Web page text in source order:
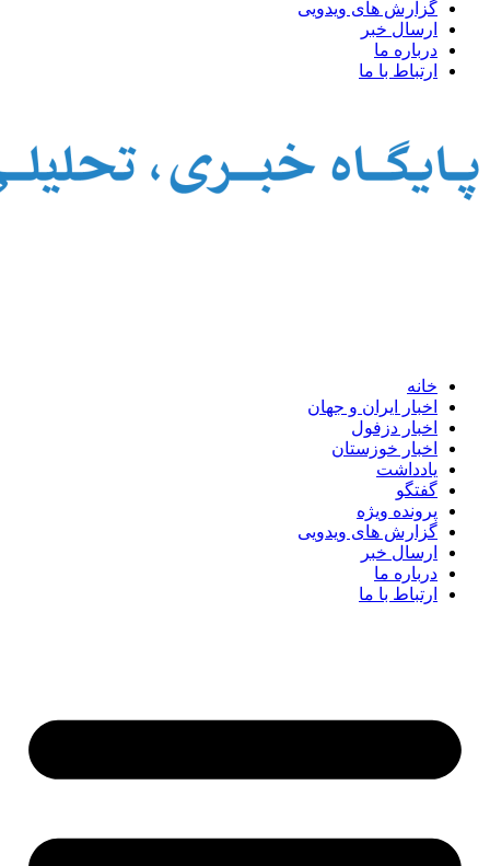
گزارش های ویدویی
ارسال خبر
درباره ما
ارتباط با ما
خانه
اخبار ایران و جهان
اخبار دزفول
اخبار خوزستان
یادداشت
گفتگو
پرونده ویژه
گزارش های ویدویی
ارسال خبر
درباره ما
ارتباط با ما